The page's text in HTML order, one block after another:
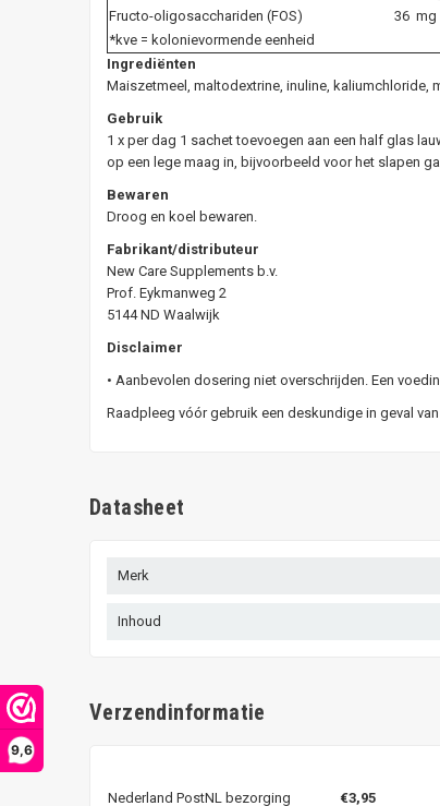
9,6
Fructo-oligosacchariden (FOS)
36 mg
*kve = kolonievormende eenheid
Ingrediënten
Maiszetmeel, maltodextrine, inuline, kaliumchloride,
Gebruik
1 x per dag 1 sachet toevoegen aan een half glas
op een lege maag in, bijvoorbeeld voor het slapen
Bewaren
Droog en koel bewaren.
Fabrikant/distributeur
New Care Supplements b.v.
Prof. Eykmanweg 2
5144 ND Waalwijk
Disclaimer
• Aanbevolen dosering niet overschrijden. Een
Raadpleeg vóór gebruik een deskundige in geval
Datasheet
Merk
Inhoud
Verzendinformatie
Nederland PostNL bezorging €3,95